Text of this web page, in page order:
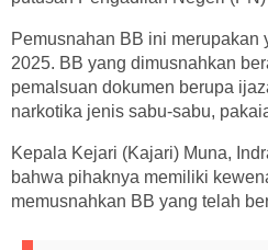
Pemusnahan BB ini merupakan
2025. BB yang dimusnahkan
pemalsuan dokumen berupa
narkotika jenis sabu-sabu,
Kepala Kejari (Kajari) Muna,
bahwa pihaknya memiliki
memusnahkan BB yang telah